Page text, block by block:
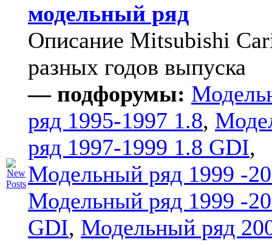
модельный ряд
Описание Mitsubishi
разных годов выпуска
— подфорумы:
ряд 1995-1997 1.8,
ряд 1997-1999 1.8 GDI,
Модельный ряд 1999 -
Модельный ряд 1999 -
GDI, Модельный ряд